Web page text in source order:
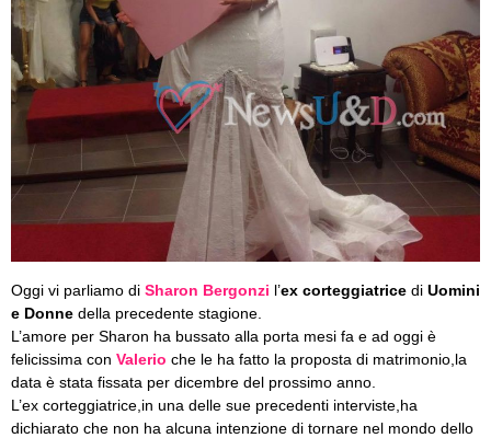
Oggi vi parliamo di Sharon Bergonzi l’ex corteggiatrice di Uomini
e Donne della precedente stagione.
L’amore per Sharon ha bussato alla porta mesi fa e ad oggi è
felicissima con Valerio che le ha fatto la proposta di matrimonio,la
data è stata fissata per dicembre del prossimo anno.
L’ex corteggiatrice,in una delle sue precedenti interviste,ha
dichiarato che non ha alcuna intenzione di tornare nel mondo dello